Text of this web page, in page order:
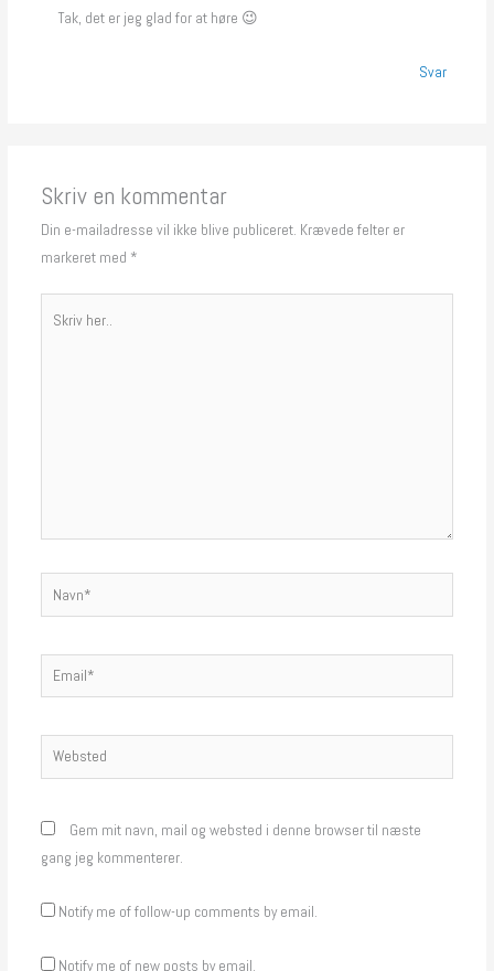
Tak, det er jeg glad for at høre 😉
Svar
Skriv en kommentar
Din e-mailadresse vil ikke blive publiceret. Krævede felter er
markeret med *
Navn*
Email*
Websted
Gem mit navn, mail og websted i denne browser til næste
gang jeg kommenterer.
Notify me of follow-up comments by email.
Notify me of new posts by email.